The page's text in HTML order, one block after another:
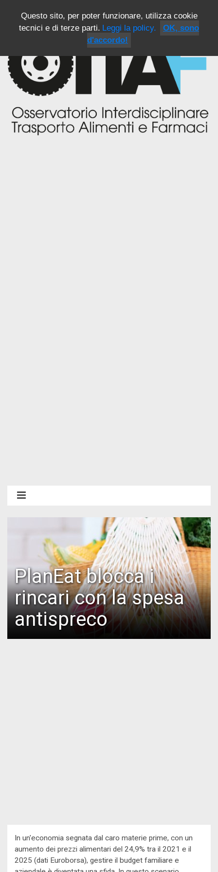
PlanEat blocca i
rincari con la spesa
antispreco
In un'economia segnata dal caro materie prime, con un
aumento dei prezzi alimentari del 24,9% tra il 2021 e il
2025 (dati Euroborsa), gestire il budget familiare e
Questo sito, per poter funzionare, utilizza cookie
tecnici e di terze parti. Leggi la policy.
OK, sono
d'accordo!